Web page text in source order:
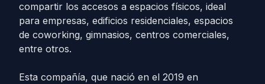
compartir los accesos a espacios físicos, ideal
para empresas, edificios residenciales, espacios
de coworking, gimnasios, centros comerciales,
entre otros.
Esta compañía, que nació en el 2019 en